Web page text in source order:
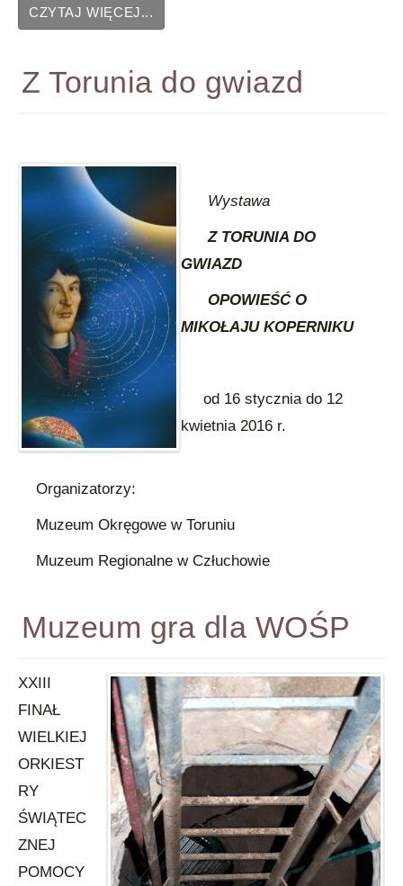
CZYTAJ WIĘCEJ...
Z Torunia do gwiazd
Wystawa
Z TORUNIA DO
GWIAZD
OPOWIEŚĆ O
MIKOŁAJU KOPERNIKU
od 16 stycznia do 12
kwietnia 2016 r.
Organizatorzy:
Muzeum Okręgowe w Toruniu
Muzeum Regionalne w Człuchowie
Muzeum gra dla WOŚP
XXIII
FINAŁ
WIELKIEJ
ORKIEST
RY
ŚWIĄTEC
ZNEJ
POMOCY